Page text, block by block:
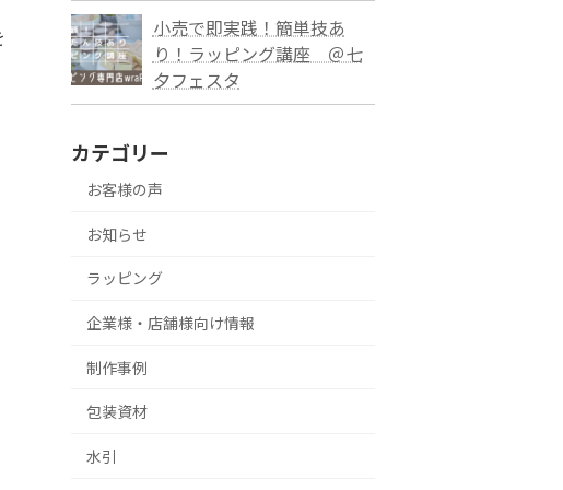
小売で即実践！簡単技あ
り！ラッピング講座 ＠七
夕フェスタ
カテゴリー
お客様の声
お知らせ
ラッピング
企業様・店舗様向け情報
制作事例
包装資材
水引